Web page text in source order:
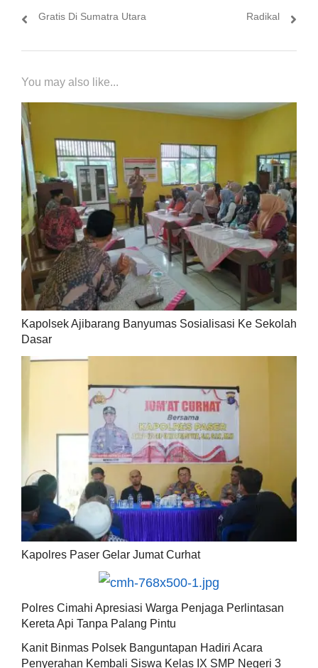
Gratis Di Sumatra Utara Radikal
You may also like...
Kapolsek Ajibarang Banyumas Sosialisasi Ke Sekolah
Dasar
Kapolres Paser Gelar Jumat Curhat
Polres Cimahi Apresiasi Warga Penjaga Perlintasan
Kereta Api Tanpa Palang Pintu
Kanit Binmas Polsek Banguntapan Hadiri Acara
Penyerahan Kembali Siswa Kelas IX SMP Negeri 3